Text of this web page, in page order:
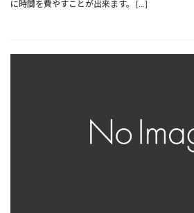
に時間を費やすことが出来ます。 […]